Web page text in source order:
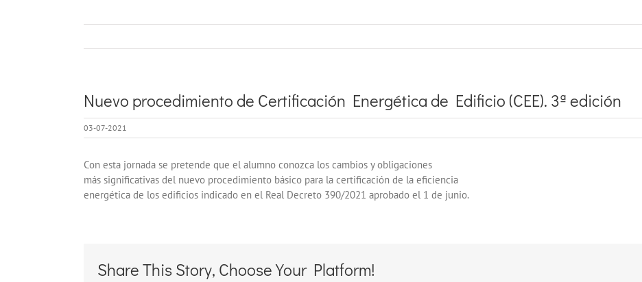
Nuevo procedimiento de Certificación Energética de Edificio (CEE). 3ª edición
03-07-2021
Con esta jornada se pretende que el alumno conozca los cambios y obligaciones
más significativas del nuevo procedimiento básico para la certificación de la eficiencia
energética de los edificios indicado en el Real Decreto 390/2021 aprobado el 1 de junio.
Share This Story, Choose Your Platform!